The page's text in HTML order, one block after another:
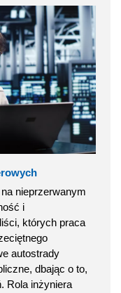
nieprzerwanym
i
których praca
autostrady
dbając o to,
Rola inżyniera